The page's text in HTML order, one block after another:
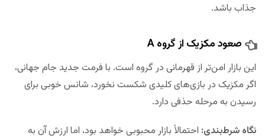
جذاب باشد.
صعود مکزیک از گروه A
این بازار امن‌تر از قهرمانی در گروه است. با فرمت جدید جام جهانی،
اگر مکزیک در بازی‌های کلیدی شکست نخورد، شانس خوبی برای
رسیدن به مرحله حذفی دارد.
نگاه شرط‌بندی: احتمالاً بازار محبوبی خواهد بود، اما ارزش آن به